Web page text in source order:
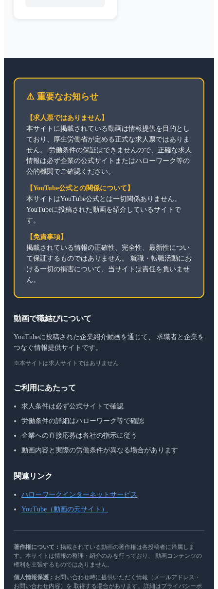
⚠️ 重要なお知らせ
【求人票ではありません】
本サイトに掲載されている動画は情報提供を目的とし
ており、厚生労働省が定める正式な求人票ではありま
せん。 労働条件の保証はできませんので、正確な求人
情報は必ず企業の公式サイトまたはハローワーク等の
公的機関でご確認ください。
【YouTube公式との関係について】
本サイトはYouTube公式とは一切関係ありません。
YouTubeに投稿された動画を紹介しているサイトで
す。
【免責事項】
掲載されている情報の正確性、完全性、最新性につい
て保証するものではありません。 就職・転職活動にお
ける一切の損害について、当サイトは責任を負いませ
ん。
動画で職結びについて
YouTubeに投稿された企業紹介動画を通じて、 求職者と企業を
つなぐ情報提供サイトです。
※本サイトは求人サイトではありません
ご利用にあたって
求人条件は必ず公式サイトで確認
労働条件の詳細はハローワーク等で確認
企業への直接応募は各社の指示に従う
動画内容と実際の労働条件が異なる場合があります
関連リンク
ハローワークインターネットサービス
YouTube（動画の元サイト）
著作権について： 掲載されている動画の著作権は各投稿者に帰属しま
す。本サイトは情報の整理・紹介のみを行っており、 動画コンテンツの
権利を主張するものではありません。
個人情報保護： お問い合わせ時に提供いただく情報（メールアドレス・
お問い合わせ内容）を 取得する場合があります。詳細はプライバシーポ